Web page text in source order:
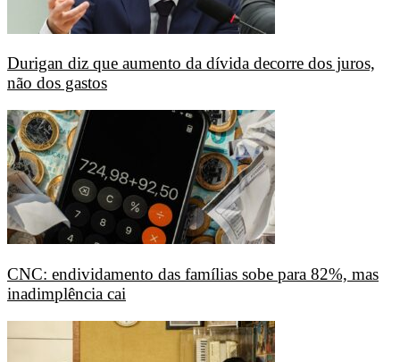
Durigan diz que aumento da dívida decorre dos juros,
não dos gastos
CNC: endividamento das famílias sobe para 82%, mas
inadimplência cai